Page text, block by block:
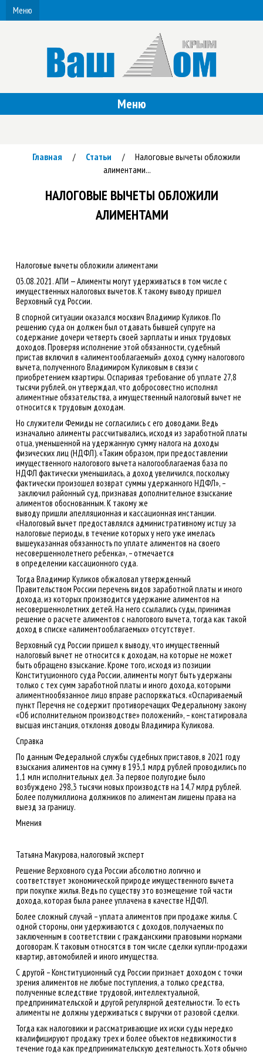
Меню
Меню
Главная / Статьи /
Налоговые вычеты обложили
алиментами...
НАЛОГОВЫЕ ВЫЧЕТЫ ОБЛОЖИЛИ
АЛИМЕНТАМИ
Налоговые вычеты обложили алиментами
03.08.2021. АПИ — Алименты могут удерживаться в том числе с
имущественных налоговых вычетов. К такому выводу пришел
Верховный суд России.
В спорной ситуации оказался москвич Владимир Куликов. По
решению суда он должен был отдавать бывшей супруге на
содержание дочери четверть своей зарплаты и иных трудовых
доходов. Проверяя исполнение этой обязанности, судебный
пристав включил в «алиментооблагаемый» доход сумму налогового
вычета, полученного Владимиром Куликовым в связи с
приобретением квартиры. Оспаривая требование об уплате 27,8
тысячи рублей, он утверждал, что добросовестно исполнял
алиментные обязательства, а имущественный налоговый вычет не
относится к трудовым доходам.
Но служители Фемиды не согласились с его доводами. Ведь
изначально алименты рассчитывались, исходя из заработной платы
отца, уменьшенной на удержанную сумму налога на доходы
физических лиц (НДФЛ). «Таким образом, при предоставлении
имущественного налогового вычета налогооблагаемая база по
НДФЛ фактически уменьшилась, а доход увеличился, поскольку
фактически произошел возврат суммы удержанного НДФЛ», –
заключил районный суд, признавая дополнительное взыскание
алиментов обоснованным. К такому же
выводу пришли апелляционная и кассационная инстанции.
«Налоговый вычет предоставлялся административному истцу за
налоговые периоды, в течение которых у него уже имелась
вышеуказанная обязанность по уплате алиментов на своего
несовершеннолетнего ребенка», – отмечается
в определении кассационного суда.
Тогда Владимир Куликов обжаловал утвержденный
Правительством России перечень видов заработной платы и иного
дохода, из которых производится удержание алиментов на
несовершеннолетних детей. На него ссылались суды, принимая
решение о расчете алиментов с налогового вычета, тогда как такой
доход в списке «алиментооблагаемых» отсутствует.
Верховный суд России пришел к выводу, что имущественный
налоговый вычет не относится к доходам, на которые не может
быть обращено взыскание. Кроме того, исходя из позиции
Конституционного суда России, алименты могут быть удержаны
только с тех сумм заработной платы и иного дохода, которыми
алиментнообязанное лицо вправе распоряжаться. «Оспариваемый
пункт Перечня не содержит противоречащих Федеральному закону
«Об исполнительном производстве» положений», – констатировала
высшая инстанция, отклоняя доводы Владимира Куликова.
Справка
По данным Федеральной службы судебных приставов, в 2021 году
взыскания алиментов на сумму в 193,1 млрд рублей проводились по
1,1 млн исполнительных дел. За первое полугодие было
возбуждено 298,3 тысячи новых производств на 14,7 млрд рублей.
Более полумиллиона должников по алиментам лишены права на
выезд за границу.
Мнения
Татьяна Макурова, налоговый эксперт
Решение Верховного суда России абсолютно логично и
соответствует экономической природе имущественного вычета
при покупке жилья. Ведь по существу это возмещение той части
дохода, которая была ранее уплачена в качестве НДФЛ.
Более сложный случай – уплата алиментов при продаже жилья. С
одной стороны, они удерживаются с доходов, получаемых по
заключенным в соответствии с гражданскими правовыми нормами
договорам. К таковым относятся в том числе сделки купли-продажи
квартир, автомобилей и иного имущества.
С другой – Конституционный суд России признает доходом с точки
зрения алиментов не любые поступления, а только средства,
полученные вследствие трудовой, интеллектуальной,
предпринимательской и другой регулярной деятельности. То есть
алименты не должны удерживаться с выручки от разовой сделки.
Тогда как налоговики и рассматривающие их иски суды нередко
квалифицируют продажу трех и более объектов недвижимости в
течение года как предпринимательскую деятельность. Хотя обычно